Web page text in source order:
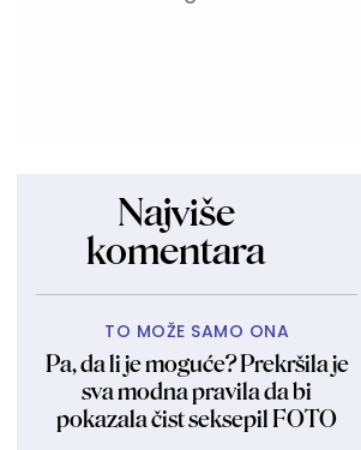
Najviše
komentara
TO MOŽE SAMO ONA
Pa, da li je moguće? Prekršila je
sva modna pravila da bi
pokazala čist seksepil FOTO